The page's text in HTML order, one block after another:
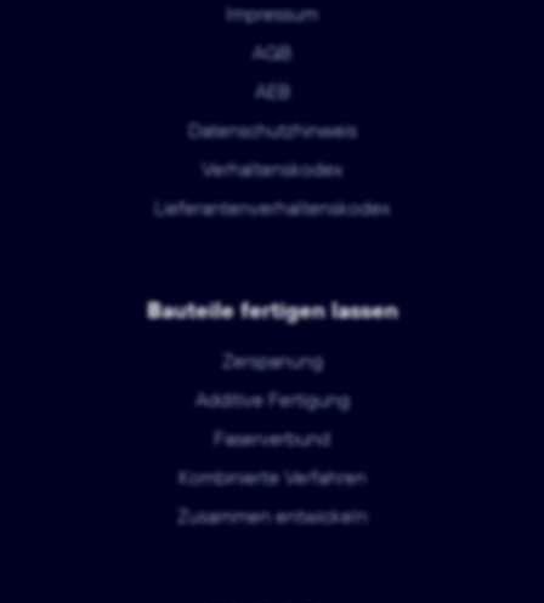
Impressum
AGB
AEB
Datenschutzhinweis
Verhaltenskodex
Lieferantenverhaltenskodex
Bauteile fertigen lassen
Zerspanung
Additive Fertigung
Faserverbund
Kombinierte Verfahren
Zusammen entwickeln